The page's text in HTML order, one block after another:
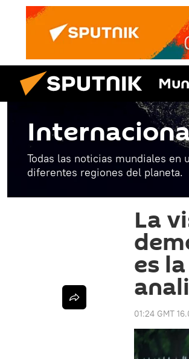
Todas las noticias mundiales
diferentes regiones del planeta.
La
es
01:24 GMT